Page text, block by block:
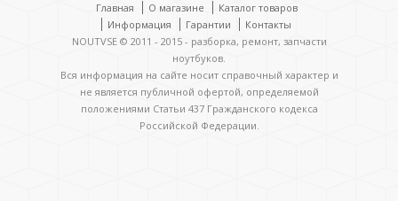
Главная О магазине
Каталог товаров
Информация
Гарантии
Контакты
NOUTVSE © 2011 - 2015 - разборка, ремонт, запчасти
ноутбуков.
Вся информация на сайте носит справочный характер и
не является публичной офертой, определяемой
положениями Статьи 437 Гражданского кодекса
Российской Федерации.